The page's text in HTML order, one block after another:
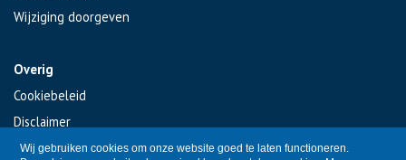
Wij gebruiken cookies om onze website goed te laten functioneren.
Wijziging doorgeven
Overig
Cookiebeleid
Disclaimer
Privacy